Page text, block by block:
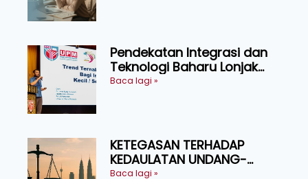
Pendekatan Integrasi dan
Teknologi Baharu Lonjak
Produktiviti Ternakan
Baca lagi »
KETEGASAN TERHADAP
KEDAULATAN UNDANG-
UNDANG ASAS KEPADA
Baca lagi »